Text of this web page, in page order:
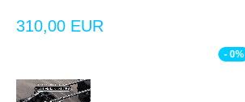
310,00 EUR
- 0%